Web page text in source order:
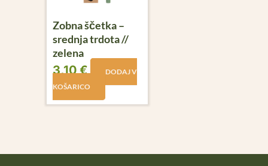
Zobna ščetka –
srednja trdota //
zelena
3,10€
DODAJ V
KOŠARICO